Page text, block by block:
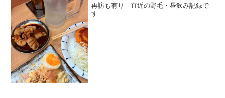
再訪も有り 直近の野毛・昼飲み記録で
す